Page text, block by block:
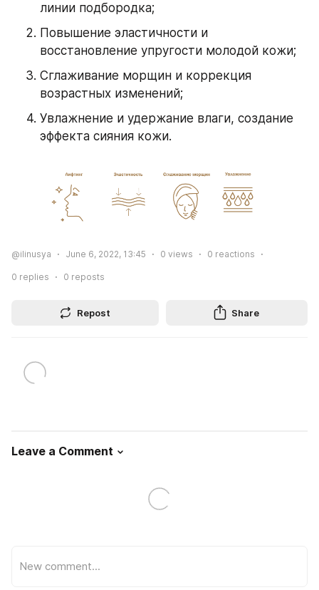
линии подбородка;
Повышение эластичности и
восстановление упругости молодой кожи;
Сглаживание морщин и коррекция
возрастных изменений;
Увлажнение и удержание влаги, создание
эффекта сияния кожи.
@ilinusya June 6, 2022, 13:45 0 views 0 reactions
0 replies 0 reposts
Repost Share
Leave a Comment